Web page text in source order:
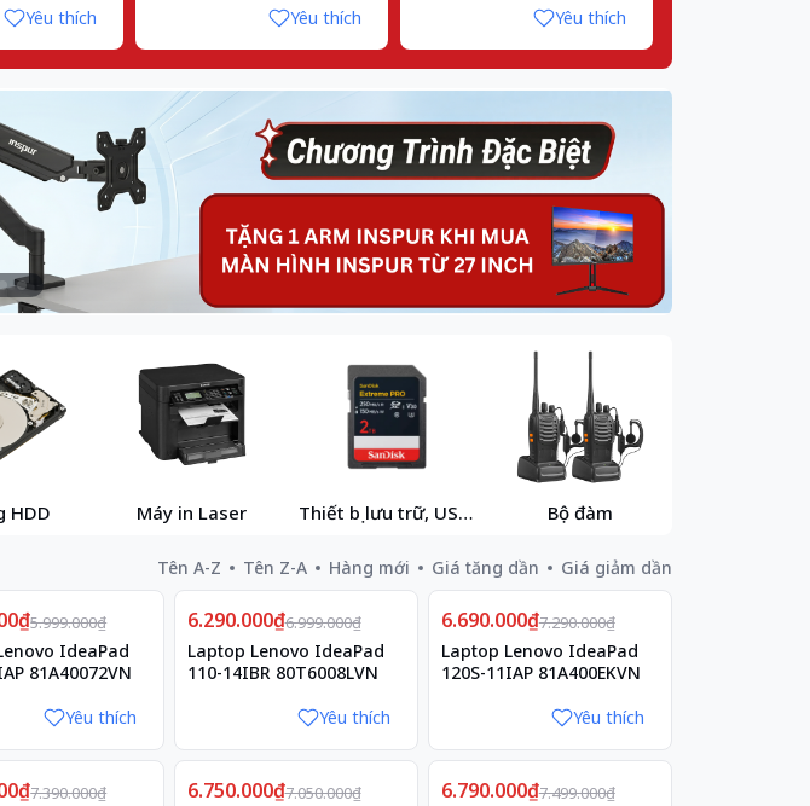
Yêu thích
Yêu thích
Yêu thích
HDD Máy in Laser
Thiết bị lưu trữ, USB,
Bộ đàm
Tên A-Z Tên Z-A Hàng mới Giá tăng dần Giá giảm dần
5.999.000₫
IdeaPad
81A40072VN
Yêu thích
Giảm10%
6.290.000₫6.999.000₫
Laptop Lenovo IdeaPad
110-14IBR 80T6008LVN
Yêu thích
Giảm8%
6.690.000₫7.290.000₫
Laptop Lenovo IdeaPad
120S-11IAP 81A400EKVN
Yêu thích
7.390.000₫ Giảm4%
6.750.000₫7.050.000₫ Giảm9%
6.790.000₫7.499.000₫